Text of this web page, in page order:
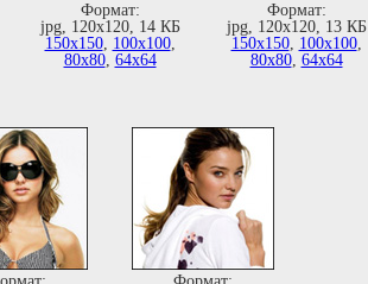
Формат:
jpg, 120х120, 14 КБ
150х150, 100х100,
80х80, 64х64
Формат:
jpg, 120х120, 13 КБ
150х150, 100х100,
80х80, 64х64